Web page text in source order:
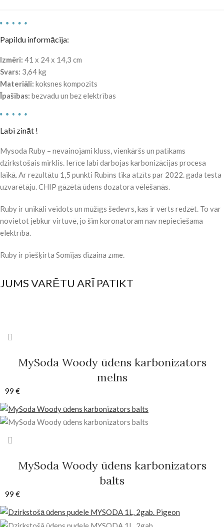
Papildu informācija:
Izmēri: 41 x 24 x 14,3 cm
Svars: 3,64 kg
Materiāli: koksnes kompozīts
Īpašības: bezvadu un bez elektrības
Labi zināt !
Mysoda Ruby – nevainojami kluss, vienkāršs un patīkams
dzirkstošais mirklis. Ierīce labi darbojas karbonizācijas procesa
laikā. Ar rezultātu 1,5 punkti Rubīns tika atzīts par 2022. gada testa
uzvarētāju. CHIP gāzētā ūdens dozatora vēlēšanās.
Ruby ir unikāli veidots un mūžīgs šedevrs, kas ir vērts redzēt. To var
novietot jebkur virtuvē, jo šim koronatoram nav nepieciešama
elektrība.
Ruby ir piešķirta Somijas dizaina zīme.
JUMS VARĒTU ARĪ PATIKT
MySoda Woody ūdens karbonizators
melns
99 €
MySoda Woody ūdens karbonizators
balts
99 €